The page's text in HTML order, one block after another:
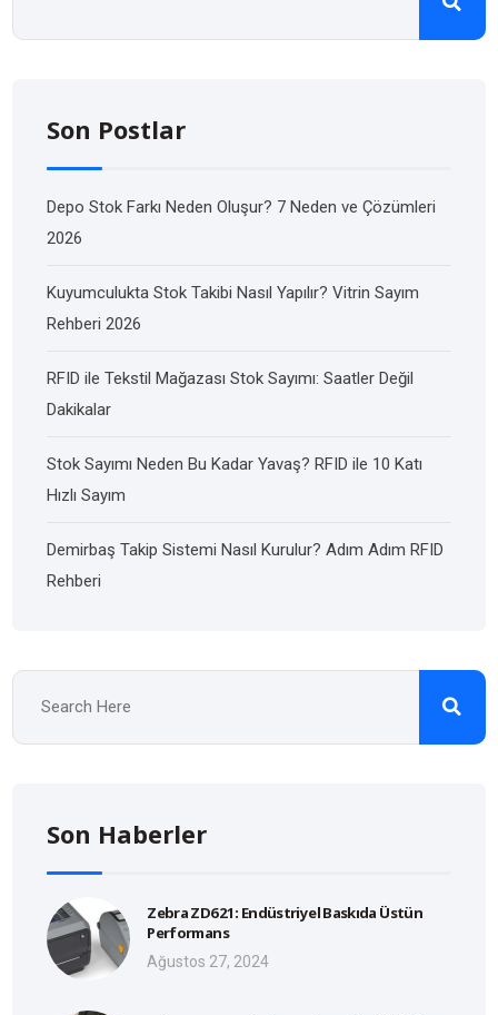
Son Postlar
Depo Stok Farkı Neden Oluşur? 7 Neden ve Çözümleri
2026
Kuyumculukta Stok Takibi Nasıl Yapılır? Vitrin Sayım
Rehberi 2026
RFID ile Tekstil Mağazası Stok Sayımı: Saatler Değil
Dakikalar
Stok Sayımı Neden Bu Kadar Yavaş? RFID ile 10 Katı
Hızlı Sayım
Demirbaş Takip Sistemi Nasıl Kurulur? Adım Adım RFID
Rehberi
Son Haberler
Zebra ZD621: Endüstriyel Baskıda Üstün
Performans
Ağustos 27, 2024